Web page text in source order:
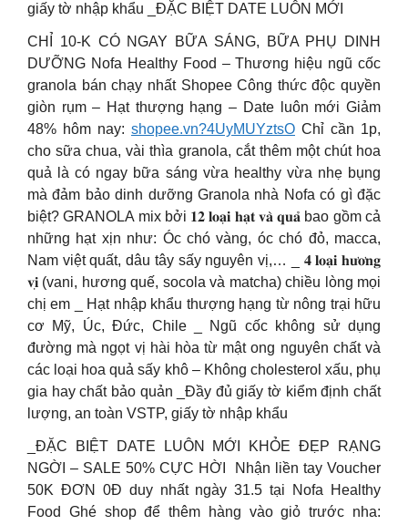
giấy tờ nhập khẩu _ĐẶC BIỆT DATE LUÔN MỚI
CHỈ 10-K CÓ NGAY BỮA SÁNG, BỮA PHỤ DINH
DƯỠNG Nofa Healthy Food – Thương hiệu ngũ cốc
granola bán chạy nhất Shopee Công thức độc quyền
giòn rụm – Hạt thượng hạng – Date luôn mới Giảm
48% hôm nay: shopee.vn?4UyMUYztsO Chỉ cần 1p,
cho sữa chua, vài thìa granola, cắt thêm một chút hoa
quả là có ngay bữa sáng vừa healthy vừa nhẹ bụng
mà đảm bảo dinh dưỡng Granola nhà Nofa có gì đặc
biệt? GRANOLA mix bởi 𝟏𝟐 𝐥𝐨𝐚̣𝐢 𝐡𝐚̣𝐭 𝐯𝐚̀ 𝐪𝐮𝐚̉ bao gồm cả
những hạt xịn như: Óc chó vàng, óc chó đỏ, macca,
Nam việt quất, dâu tây sấy nguyên vị,… _ 𝟒 𝐥𝐨𝐚̣𝐢 𝐡𝐮̛𝐨̛𝐧𝐠
𝐯𝐢̣ (vani, hương quế, socola và matcha) chiều lòng mọi
chị em _ Hạt nhập khẩu thượng hạng từ nông trại hữu
cơ Mỹ, Úc, Đức, Chile _ Ngũ cốc không sử dụng
đường mà ngọt vị hài hòa từ mật ong nguyên chất và
các loại hoa quả sấy khô – Không cholesterol xấu, phụ
gia hay chất bảo quản _Đầy đủ giấy tờ kiểm định chất
lượng, an toàn VSTP, giấy tờ nhập khẩu
_ĐẶC BIỆT DATE LUÔN MỚI ️KHỎE ĐẸP RẠNG
NGỜI – SALE 50% CỰC HỜI ️ Nhận liền tay Voucher
50K ĐƠN 0Đ duy nhất ngày 31.5 tại Nofa Healthy
Food Ghé shop để thêm hàng vào giỏ trước nha: